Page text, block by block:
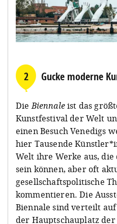
2 Gucke moderne
DieBiennaleist das
Kunstfestival der Welt
einen Besuch Venedigs
hier Tausende
Welt ihre Werke aus,
sein können, aber oft
gesellschaftspolitische
kommentieren. Die
Biennale sind verteilt
der Hauptschauplatz